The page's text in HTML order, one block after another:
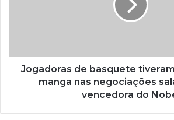
Jogadoras de basquete
manga nas negociações
vencedora do